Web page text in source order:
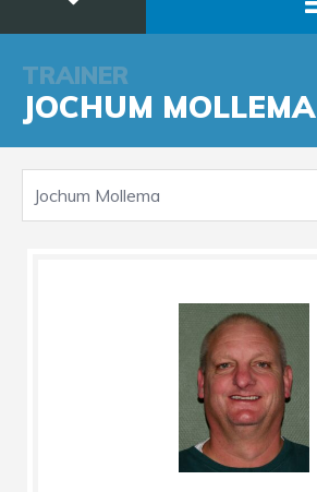
TRAINER
JOCHUM MOLLEMA